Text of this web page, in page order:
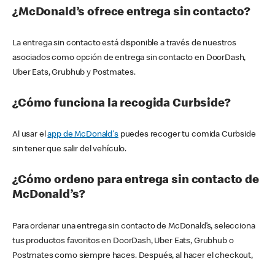
¿McDonald’s ofrece entrega sin contacto?
La entrega sin contacto está disponible a través de nuestros
asociados como opción de entrega sin contacto en DoorDash,
Uber Eats, Grubhub y Postmates.
¿Cómo funciona la recogida Curbside?
Al usar elapp de McDonald'spuedes recoger tu comida Curbside
sin tener que salir del vehículo.
¿Cómo ordeno para entrega sin contacto de
McDonald’s?
Para ordenar una entrega sin contacto de McDonald’s, selecciona
tus productos favoritos en DoorDash, Uber Eats, Grubhub o
Postmates como siempre haces. Después, al hacer el checkout,